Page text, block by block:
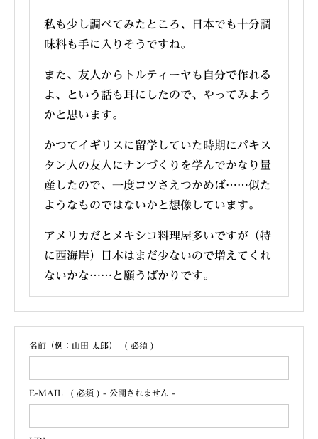
私も少し調べてみたところ、日本でも十分調
味料も手に入りそうですね。
また、友人からトルティーヤも自分で作れる
よ、という話も耳にしたので、やってみよう
かと思います。
かつてイギリスに留学していた時期にパキス
タン人の友人にナンづくりを学んでかなり量
産したので、一度コツさえつかめば……似た
ようなものではないかと想像しています。
アメリカだとメキシコ料理屋多いですが（特
に西海岸）日本はまだ少ないので増えてくれ
ないかな……と願うばかりです。
名前（例：山田 太郎） ( 必須 )
E-MAIL ( 必須 ) - 公開されません -